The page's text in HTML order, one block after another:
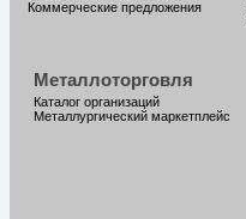
Коммерческие предложения
Металлоторговля
Каталог организаций
Металлургический маркетплейс